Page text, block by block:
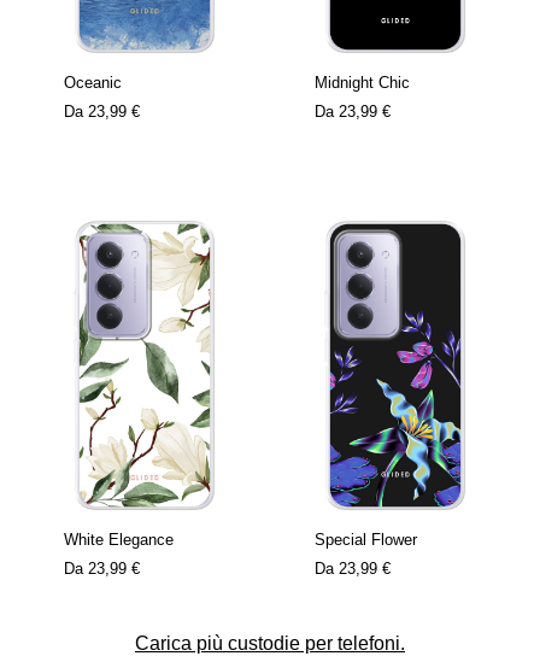
Oceanic
Da 23,99 €
Midnight Chic
Da 23,99 €
White Elegance
Da 23,99 €
Special Flower
Da 23,99 €
Carica più custodie per telefoni.